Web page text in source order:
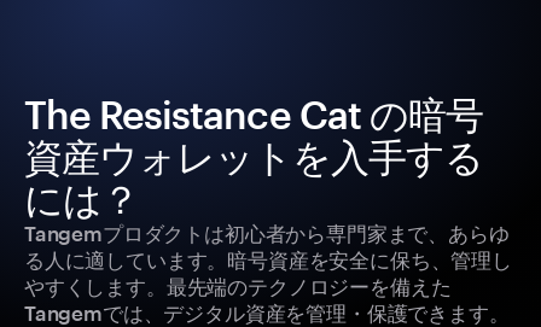
The Resistance Cat の暗号
資産ウォレットを入手する
には？
Tangemプロダクトは初心者から専門家まで、あらゆ
る人に適しています。暗号資産を安全に保ち、管理し
やすくします。最先端のテクノロジーを備えた
Tangemでは、デジタル資産を管理・保護できます。